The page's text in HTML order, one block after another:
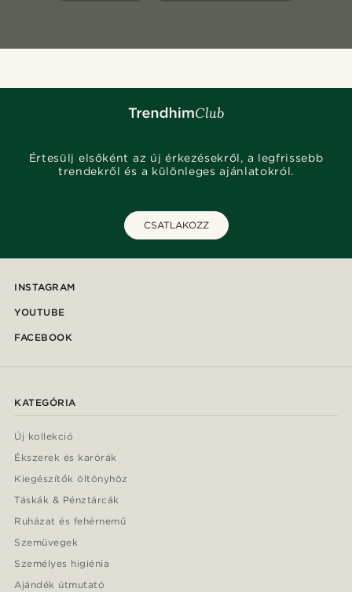
Értesülj elsőként az új érkezésekről, a legfrissebb
trendekről és a különleges ajánlatokról.
CSATLAKOZZ
INSTAGRAM
YOUTUBE
FACEBOOK
KATEGÓRIA
Új kollekció
Ékszerek és karórák
Kiegészítők öltönyhöz
Táskák & Pénztárcák
Ruházat és fehérnemű
Szemüvegek
Személyes higiénia
Ajándék útmutató